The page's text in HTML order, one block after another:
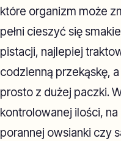
które organizm może
pełni cieszyć się
pistacji, najlepiej
codzienną przekąskę,
prosto z dużej paczki.
kontrolowanej ilości,
porannej owsianki czy